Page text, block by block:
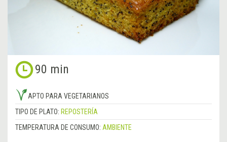
90 min
APTO PARA VEGETARIANOS
TIPO DE PLATO: REPOSTERÍA
TEMPERATURA DE CONSUMO: AMBIENTE